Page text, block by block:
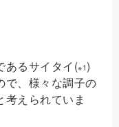
あるサイタイ(※1)
で、様々な調子の
えられていま